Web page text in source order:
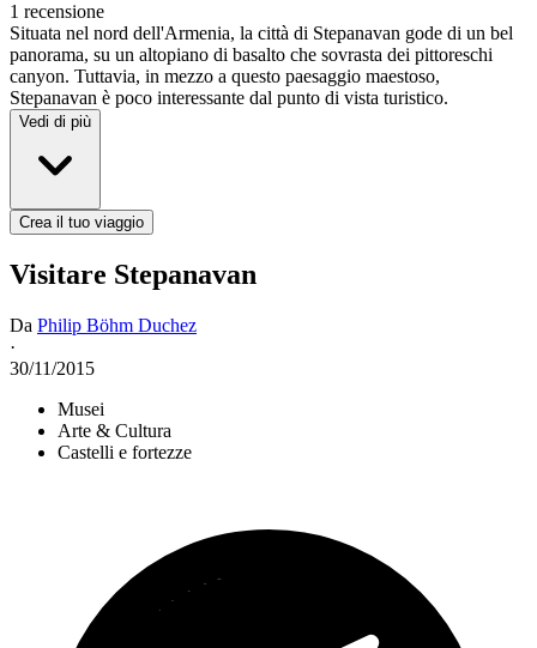
1 recensione
Situata nel nord dell'Armenia, la città di Stepanavan gode di un bel
panorama, su un altopiano di basalto che sovrasta dei pittoreschi
canyon. Tuttavia, in mezzo a questo paesaggio maestoso,
Stepanavan è poco interessante dal punto di vista turistico.
Vedi di più
Crea il tuo viaggio
Visitare Stepanavan
Da Philip Böhm Duchez
·
30/11/2015
Musei
Arte & Cultura
Castelli e fortezze